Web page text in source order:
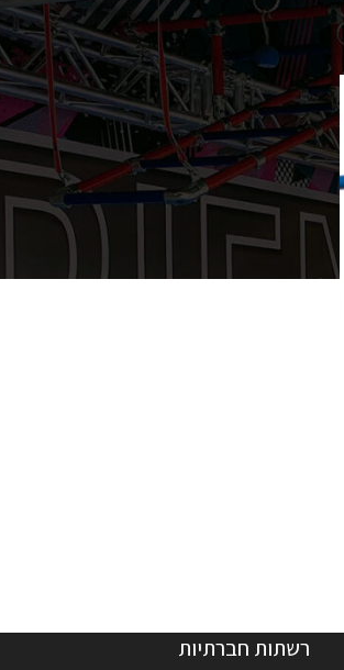
Show
9
12
18
24
רשתות חברתיות